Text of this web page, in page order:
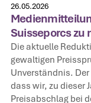
26.05.2026
Suisseporcs zu
Die aktuelle
gewaltigen
Unverständnis.
dass wir, zu dieser
Preisabschlag bei